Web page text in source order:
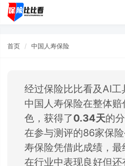
首页 中国人寿保险
经过保险比比看及AI工
中国人寿保险在整体赔
色，获得了0.34天的
在参与测评的86家保
寿保险凭借此成绩，最
在行业中表现良好但